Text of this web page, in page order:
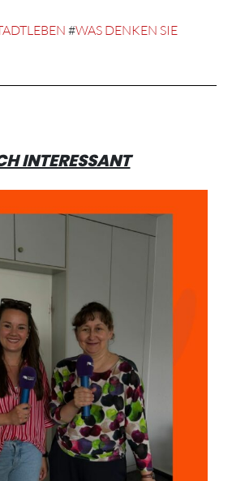
#WAS DENKEN SIE
INTERESSANT